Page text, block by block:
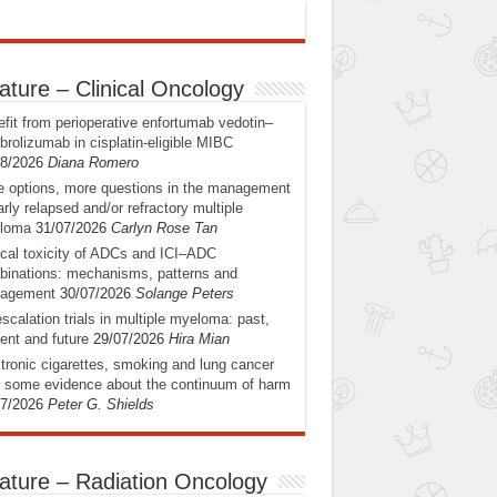
– Clinical Oncology
from perioperative enfortumab vedotin–
in cisplatin-eligible MIBC
2026 Diana Romero
options, more questions in the management
relapsed and/or refractory multiple
31/07/2026 Carlyn Rose Tan
toxicity of ADCs and ICI–ADC
mechanisms, patterns and
30/07/2026 Solange Peters
trials in multiple myeloma: past,
and future 29/07/2026 Hira Mian
cigarettes, smoking and lung cancer
evidence about the continuum of harm
2026 Peter G. Shields
– Radiation Oncology